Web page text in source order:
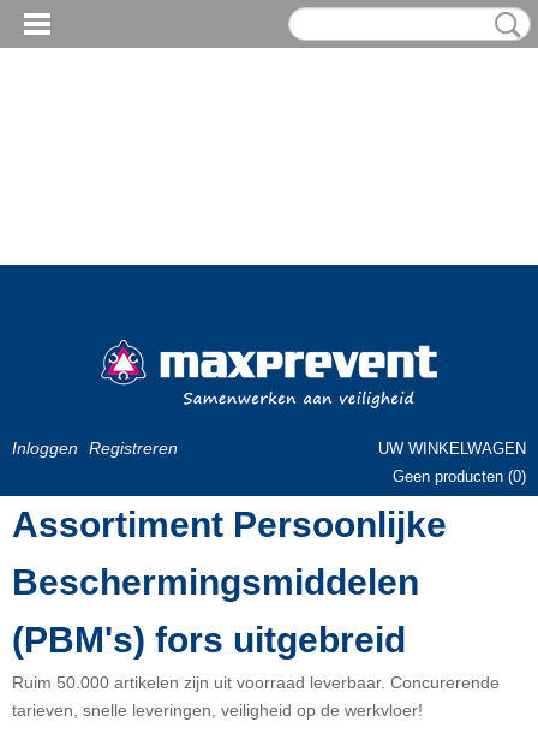
Inloggen Registreren
UW WINKELWAGEN
Geen producten (0)
Assortiment Persoonlijke
Beschermingsmiddelen
(PBM's) fors uitgebreid
Ruim 50.000 artikelen zijn uit voorraad leverbaar. Concurerende
tarieven, snelle leveringen, veiligheid op de werkvloer!